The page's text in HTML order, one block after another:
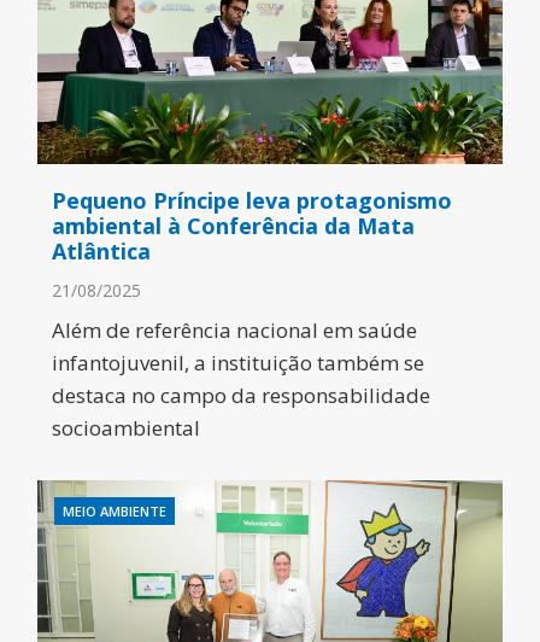
Pequeno Príncipe leva protagonismo
ambiental à Conferência da Mata
Atlântica
21/08/2025
Além de referência nacional em saúde
infantojuvenil, a instituição também se
destaca no campo da responsabilidade
socioambiental
MEIO AMBIENTE